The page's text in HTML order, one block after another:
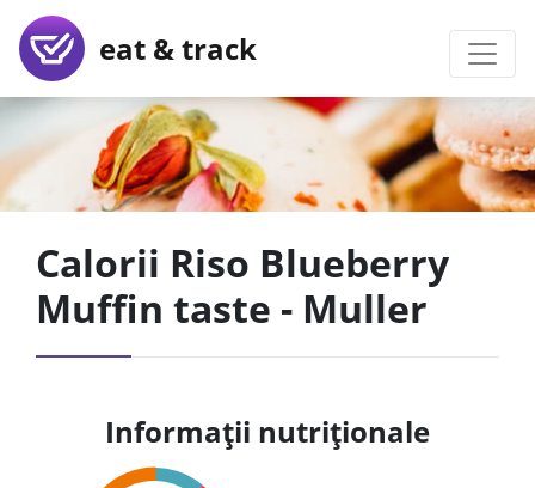
eat & track
Calorii Riso Blueberry
Muffin taste - Muller
Informații nutriționale